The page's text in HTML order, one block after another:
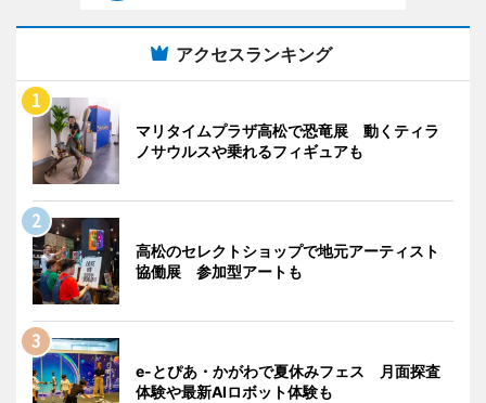
アクセスランキング
マリタイムプラザ高松で恐竜展 動くティラ
ノサウルスや乗れるフィギュアも
高松のセレクトショップで地元アーティスト
協働展 参加型アートも
e-とぴあ・かがわで夏休みフェス 月面探査
体験や最新AIロボット体験も